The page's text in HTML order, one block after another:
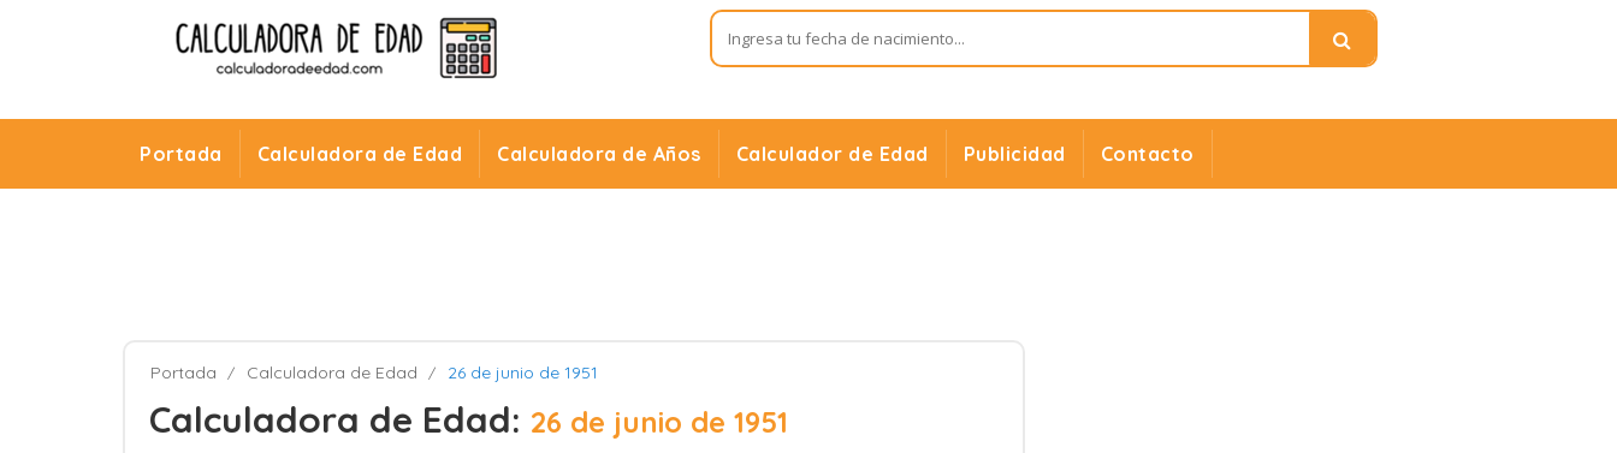
Portada Calculadora de Edad Calculadora de Años Calculador de Edad Publicidad Contacto
Portada Calculadora de Edad 26 de junio de 1951
Calculadora de Edad: 26 de junio de 1951